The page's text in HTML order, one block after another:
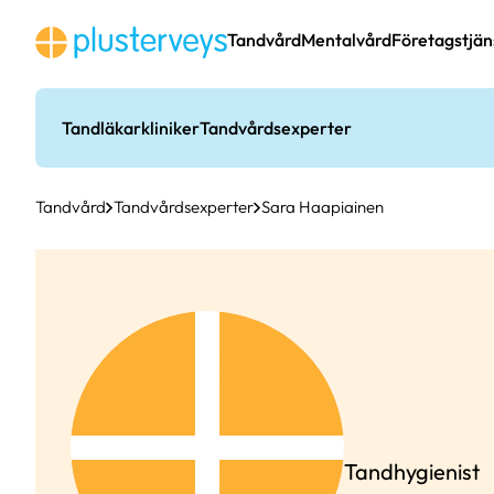
innehåll
Tandvård
TandläkarklinikerTandvårdsexperter
Mentalvård
Tandvård Tandvårdsexperter Sara Haapiainen
Tandhygienist